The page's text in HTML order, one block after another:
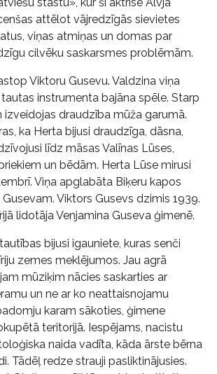
attēlot vājredzīgās sievietes
viņas atmiņas un domas par
cilvēku saskarsmes problēmām.
Viktoru Gusevu. Valdzina viņa
instrumenta bajāna spēle. Starp
izveidojas draudzība mūža garumā.
ka Herta bijusi draudzīga, dāsna,
līdz māsas Valīnas Lūses,
un bēdām. Herta Lūse mirusi
Viņa apglabāta Biķeru kapos
Viktors Gusevs dzimis 1939.
lidotāja Venjamina Guseva ģimenē.
bijusi igauniete, kuras senči
zemes meklējumos. Jau agrā
mūziķim nācies saskarties ar
un ne ar ko neattaisnojamu
karam sākoties, ģimene
teritorijā. Iespējams, nacistu
naida vadīta, kāda ārste bērna
Tādēļ redze strauji pasliktinājusies.